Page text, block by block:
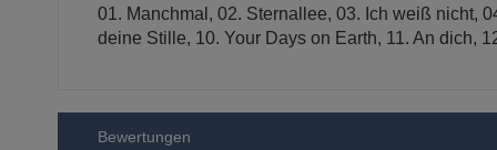
01. Manchmal, 02. Sternallee, 03. Ich weiß nicht,
deine Stille, 10. Your Days on Earth, 11. An dich,
Bewertungen